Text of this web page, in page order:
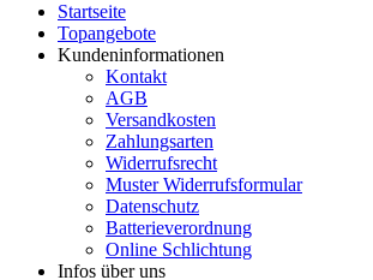
Startseite
Topangebote
Kundeninformationen
Kontakt
AGB
Versandkosten
Zahlungsarten
Widerrufsrecht
Muster Widerrufsformular
Datenschutz
Batterieverordnung
Online Schlichtung
Infos über uns